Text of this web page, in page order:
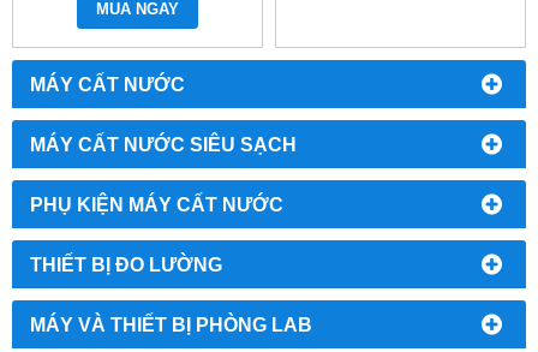
MÁY CẤT NƯỚC
MÁY CẤT NƯỚC SIÊU SẠCH
PHỤ KIỆN MÁY CẤT NƯỚC
THIẾT BỊ ĐO LƯỜNG
MÁY VÀ THIẾT BỊ PHÒNG LAB
MUA NGAY